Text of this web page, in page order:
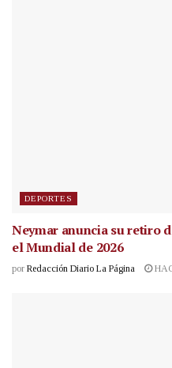
DEPORTES
Neymar anuncia su retiro
el Mundial de 2026
por Redacción Diario La Página